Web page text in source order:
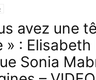
avez une
» :
Sonia